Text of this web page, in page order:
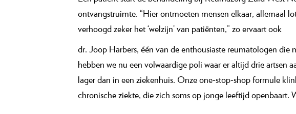
ontvangstruimte. “Hier ontmoeten mensen elkaar, allemaal
verhoogd zeker het ‘welzijn’ van patiënten,” zo ervaart ook
dr. Joop Harbers, één van de enthousiaste reumatologen
hebben we nu een volwaardige poli waar er altijd drie
lager dan in een ziekenhuis. Onze one-stop-shop formule
chronische ziekte, die zich soms op jonge leeftijd openbaart.